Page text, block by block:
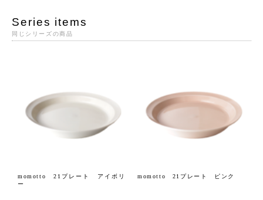
Series items
同じシリーズの商品
momotto 21プレート アイボリ
ー
momotto 21プレート ピンク